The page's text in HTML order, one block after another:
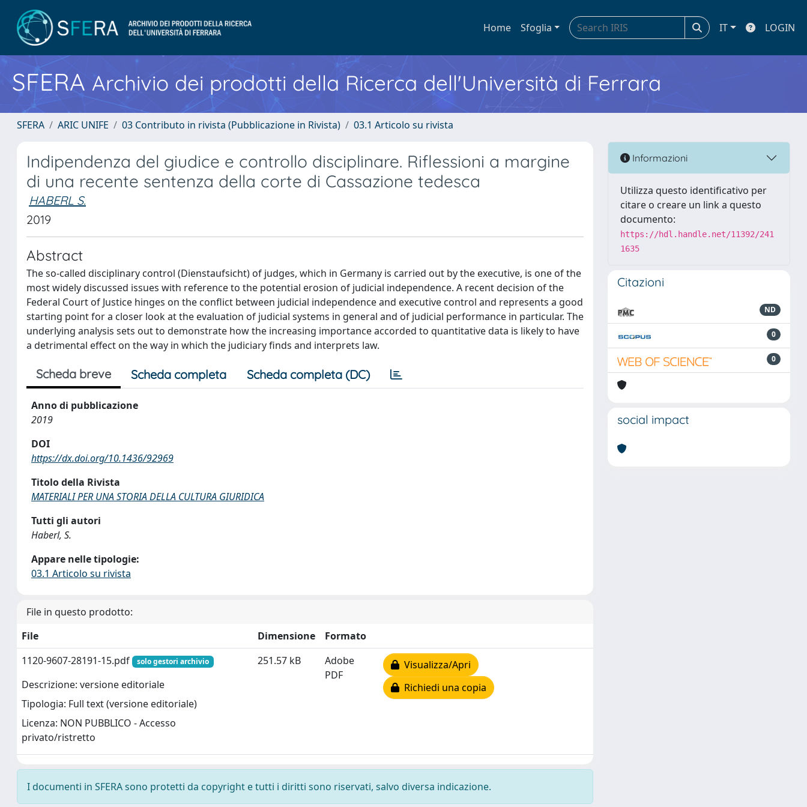
Home Sfoglia IT LOGIN
SFERA Archivio dei prodotti della Ricerca dell'Università di Ferrara
SFERA ARIC UNIFE 03 Contributo in rivista (Pubblicazione in Rivista) 03.1 Articolo su rivista
Indipendenza del giudice e controllo disciplinare. Riflessioni a margine
di una recente sentenza della corte di Cassazione tedesca
HABERL S.
2019
Abstract
The so-called disciplinary control (Dienstaufsicht) of judges, which in Germany is carried out by the executive, is one of the
most widely discussed issues with reference to the potential erosion of judicial independence. A recent decision of the
Federal Court of Justice hinges on the conflict between judicial independence and executive control and represents a good
starting point for a closer look at the evaluation of judicial systems in general and of judicial performance in particular. The
underlying analysis sets out to demonstrate how the increasing importance accorded to quantitative data is likely to have
a detrimental effect on the way in which the judiciary finds and interprets law.
Scheda breve Scheda completa Scheda completa (DC)
Anno di pubblicazione
2019
DOI
https://dx.doi.org/10.1436/92969
Titolo della Rivista
MATERIALI PER UNA STORIA DELLA CULTURA GIURIDICA
Tutti gli autori
Haberl, S.
Appare nelle tipologie:
03.1 Articolo su rivista
File in questo prodotto:
File
Dimensione
Formato
1120-9607-28191-15.pdf
solo gestori archivio
Descrizione: versione editoriale
Tipologia: Full text (versione editoriale)
Licenza: NON PUBBLICO - Accesso
privato/ristretto
251.57 kB
Adobe
PDF
Visualizza/Apri
Richiedi una copia
I documenti in SFERA sono protetti da copyright e tutti i diritti sono riservati, salvo diversa indicazione.
Informazioni
Utilizza questo identificativo per
citare o creare un link a questo
documento:
https://hdl.handle.net/11392/241
1635
Citazioni
ND
0
0
social impact